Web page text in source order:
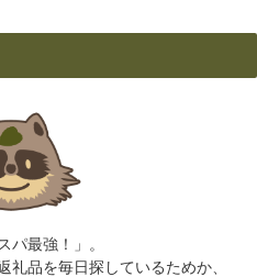
パ最強！」。
礼品を毎日探しているためか、